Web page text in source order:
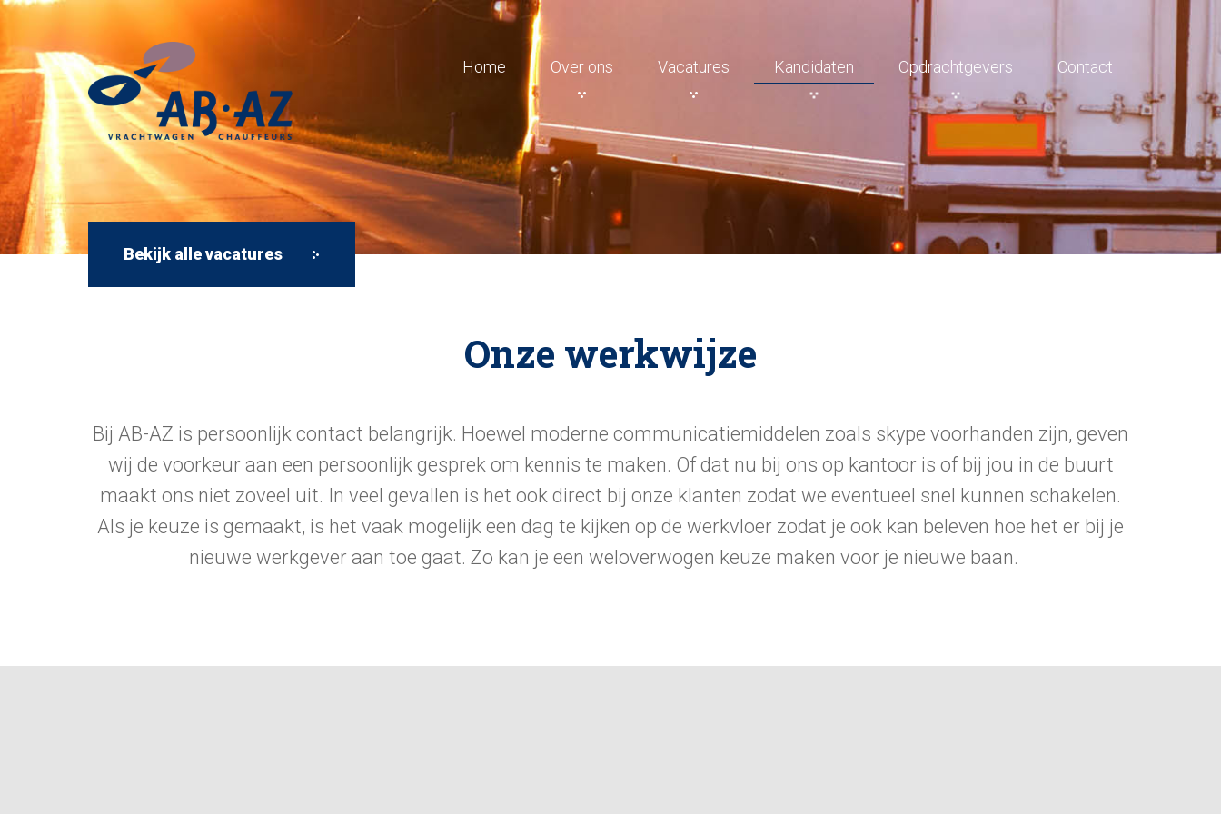
Home Over ons Vacatures Kandidaten Opdrachtgevers Contact
Bekijk alle vacatures
Onze werkwijze
Bij AB-AZ is persoonlijk contact belangrijk. Hoewel moderne communicatiemiddelen zoals skype voorhanden zijn, geven
wij de voorkeur aan een persoonlijk gesprek om kennis te maken. Of dat nu bij ons op kantoor is of bij jou in de buurt
maakt ons niet zoveel uit. In veel gevallen is het ook direct bij onze klanten zodat we eventueel snel kunnen schakelen.
Als je keuze is gemaakt, is het vaak mogelijk een dag te kijken op de werkvloer zodat je ook kan beleven hoe het er bij je
nieuwe werkgever aan toe gaat. Zo kan je een weloverwogen keuze maken voor je nieuwe baan.